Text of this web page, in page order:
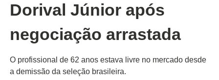
Dorival Júnior após
negociação arrastada
O profissional de 62 anos estava livre no mercado desde
a demissão da seleção brasileira.